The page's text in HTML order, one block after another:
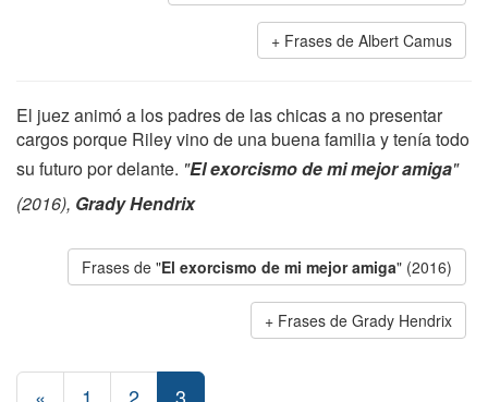
Frases de Albert Camus
El juez animó a los padres de las chicas a no presentar
cargos porque Riley vino de una buena familia y tenía todo
su futuro por delante. "El exorcismo de mi mejor amiga"
(2016), Grady Hendrix
Frases de "El exorcismo de mi mejor amiga" (2016)
Frases de Grady Hendrix